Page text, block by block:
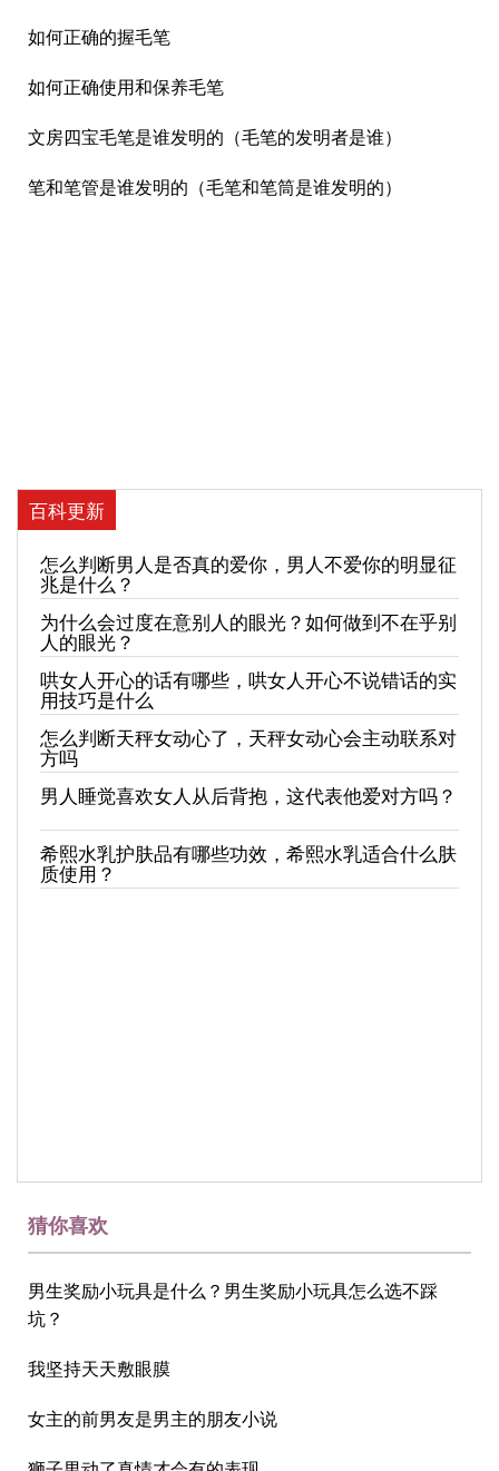
如何正确的握毛笔
如何正确使用和保养毛笔
文房四宝毛笔是谁发明的（毛笔的发明者是谁）
笔和笔管是谁发明的（毛笔和笔筒是谁发明的）
百科更新
怎么判断男人是否真的爱你，男人不爱你的明显征
兆是什么？
为什么会过度在意别人的眼光？如何做到不在乎别
人的眼光？
哄女人开心的话有哪些，哄女人开心不说错话的实
用技巧是什么
怎么判断天秤女动心了，天秤女动心会主动联系对
方吗
男人睡觉喜欢女人从后背抱，这代表他爱对方吗？
希熙水乳护肤品有哪些功效，希熙水乳适合什么肤
质使用？
猜你喜欢
男生奖励小玩具是什么？男生奖励小玩具怎么选不踩
坑？
我坚持天天敷眼膜
女主的前男友是男主的朋友小说